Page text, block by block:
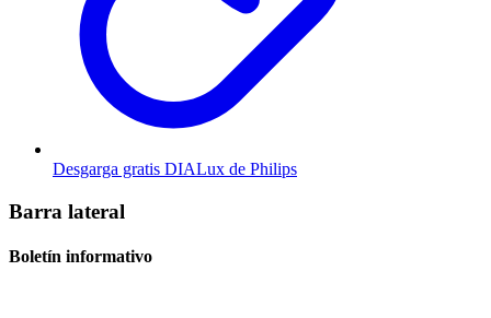
Desgarga gratis DIALux de Philips
Barra lateral
Boletín informativo